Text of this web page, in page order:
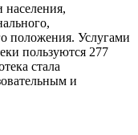
населения,
положения. Услугами
пользуются 277
стала
и